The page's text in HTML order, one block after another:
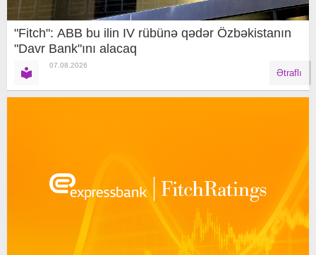
"Fitch": ABB bu ilin IV rübünə qədər Özbəkistanın
"Davr Bank"ını alacaq
07.08.2026
Ətraflı